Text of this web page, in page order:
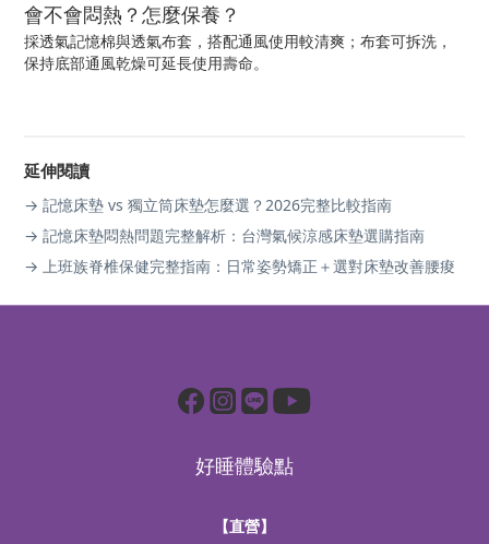
會不會悶熱？怎麼保養？
採透氣記憶棉與透氣布套，搭配通風使用較清爽；布套可拆洗，
保持底部通風乾燥可延長使用壽命。
延伸閱讀
→ 記憶床墊 vs 獨立筒床墊怎麼選？2026完整比較指南
→ 記憶床墊悶熱問題完整解析：台灣氣候涼感床墊選購指南
→ 上班族脊椎保健完整指南：日常姿勢矯正＋選對床墊改善腰痠
好睡體驗點
【直營】